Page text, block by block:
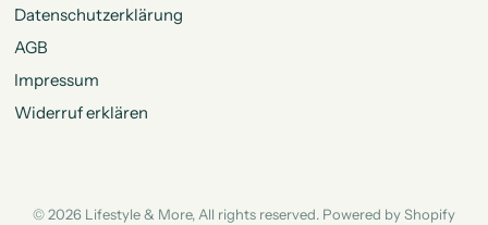
Datenschutzerklärung
AGB
Impressum
Widerruf erklären
© 2026 Lifestyle & More, All rights reserved. Powered by Shopify